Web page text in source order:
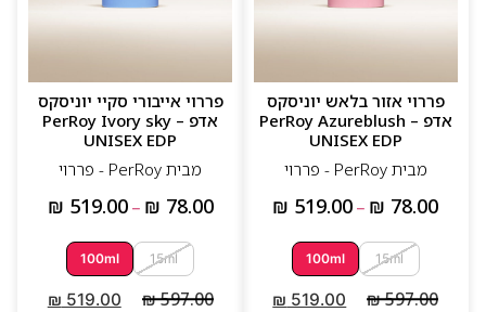
פררוי אזור בלאש יוניסקס
אדפ – PerRoy Azureblush
UNISEX EDP
מבית PerRoy - פררוי
₪ 78.00
–
₪ 519.00
15ml
100ml
₪597.00
₪ 519.00
פררוי אייבורי סקיי יוניסקס
אדפ – PerRoy Ivory sky
UNISEX EDP
מבית PerRoy - פררוי
₪ 78.00
–
₪ 519.00
15ml
100ml
₪597.00
₪ 519.00